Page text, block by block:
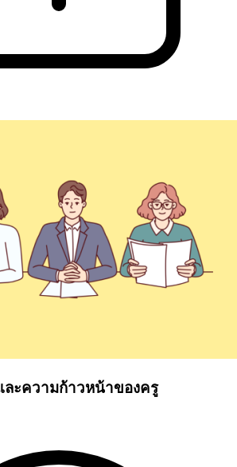
ะความก้าวหน้าของครู